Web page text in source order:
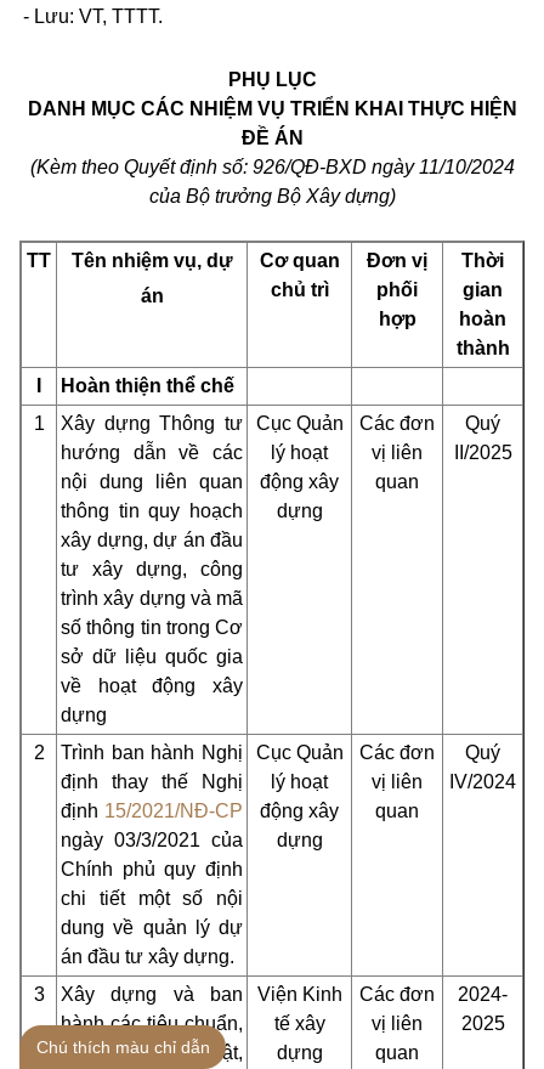
- Lưu: VT, TTTT.
PHỤ LỤC
DANH MỤC CÁC NHIỆM VỤ TRIỂN KHAI THỰC HIỆN
ĐỀ ÁN
(Kèm theo Quyết định số: 926/QĐ-BXD ngày 11/10/2024
của Bộ trưởng Bộ Xây dựng)
TT Tên nhiệm vụ, dự
án
Cơ quan
chủ trì
Đơn vị
phối
hợp
Thời
gian
hoàn
thành
Hoàn thiện thể chế
1
Xây dựng Thông tư
hướng dẫn về các
nội dung liên quan
thông tin quy hoạch
xây dựng, dự án đầu
tư xây dựng, công
trình xây dựng và mã
số thông tin trong Cơ
sở dữ liệu quốc gia
về hoạt động xây
dựng
Cục Quản
lý hoạt
động xây
dựng
Các đơn
vị liên
quan
Quý
II/2025
2
Trình ban hành Nghị
định thay thế Nghị
định 15/2021/NĐ-CP
ngày 03/3/2021 của
Chính phủ quy định
chi tiết một số nội
dung về quản lý dự
án đầu tư xây dựng.
Cục Quản
lý hoạt
động xây
dựng
Các đơn
vị liên
quan
Quý
IV/2024
3
Xây dựng và ban
hành các tiêu chuẩn,
quy chuẩn kỹ thuật,
Viện Kinh
tế xây
dựng
Các đơn
vị liên
quan
2024-
2025
Chú thích màu chỉ dẫn